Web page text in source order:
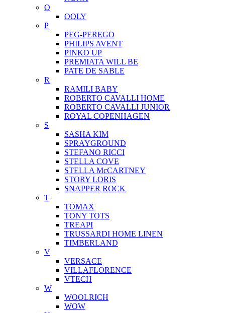
O
OOLY
P
PEG-PEREGO
PHILIPS AVENT
PINKO UP
PREMIATA WILL BE
PATE DE SABLE
R
RAMILI BABY
ROBERTO CAVALLI HOME
ROBERTO CAVALLI JUNIOR
ROYAL COPENHAGEN
S
SASHA KIM
SPRAYGROUND
STEFANO RICCI
STELLA COVE
STELLA McCARTNEY
STORY LORIS
SNAPPER ROCK
T
TOMAX
TONY TOTS
TREAPI
TRUSSARDI HOME LINEN
TIMBERLAND
V
VERSACE
VILLAFLORENCE
VTECH
W
WOOLRICH
WOW